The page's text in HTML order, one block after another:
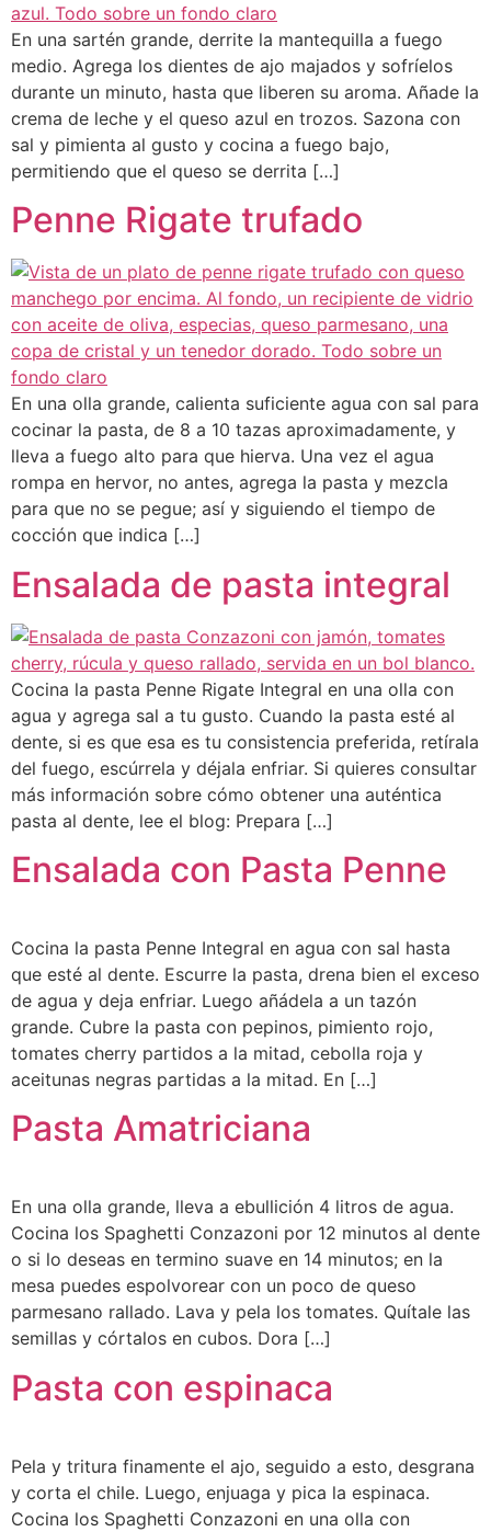
En una sartén grande, derrite la mantequilla a fuego
medio. Agrega los dientes de ajo majados y sofríelos
durante un minuto, hasta que liberen su aroma. Añade la
crema de leche y el queso azul en trozos. Sazona con
sal y pimienta al gusto y cocina a fuego bajo,
permitiendo que el queso se derrita […]
Penne Rigate trufado
En una olla grande, calienta suficiente agua con sal para
cocinar la pasta, de 8 a 10 tazas aproximadamente, y
lleva a fuego alto para que hierva. Una vez el agua
rompa en hervor, no antes, agrega la pasta y mezcla
para que no se pegue; así y siguiendo el tiempo de
cocción que indica […]
Ensalada de pasta integral
Cocina la pasta Penne Rigate Integral en una olla con
agua y agrega sal a tu gusto. Cuando la pasta esté al
dente, si es que esa es tu consistencia preferida, retírala
del fuego, escúrrela y déjala enfriar. Si quieres consultar
más información sobre cómo obtener una auténtica
pasta al dente, lee el blog: Prepara […]
Ensalada con Pasta Penne
Cocina la pasta Penne Integral en agua con sal hasta
que esté al dente. Escurre la pasta, drena bien el exceso
de agua y deja enfriar. Luego añádela a un tazón
grande. Cubre la pasta con pepinos, pimiento rojo,
tomates cherry partidos a la mitad, cebolla roja y
aceitunas negras partidas a la mitad. En […]
Pasta Amatriciana
En una olla grande, lleva a ebullición 4 litros de agua.
Cocina los Spaghetti Conzazoni por 12 minutos al dente
o si lo deseas en termino suave en 14 minutos; en la
mesa puedes espolvorear con un poco de queso
parmesano rallado. Lava y pela los tomates. Quítale las
semillas y córtalos en cubos. Dora […]
Pasta con espinaca
Pela y tritura finamente el ajo, seguido a esto, desgrana
y corta el chile. Luego, enjuaga y pica la espinaca.
Cocina los Spaghetti Conzazoni en una olla con